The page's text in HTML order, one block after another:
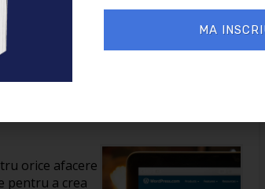
site în
orice afacere
pentru a crea
MA